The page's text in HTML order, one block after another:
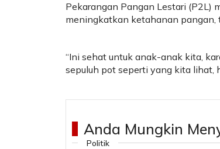
Pekarangan Pangan Lestari (P2L)
meningkatkan ketahanan pangan,
“Ini sehat untuk anak-anak kita,
sepuluh pot seperti yang kita lihat,
Anda Mungkin
Politik